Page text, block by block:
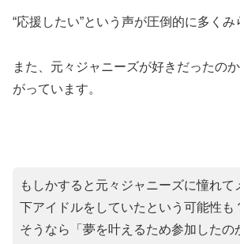
“応援したい”という声が圧倒的に多くみ
また、元々ジャニーズが好きだったの
がっています。
もしかすると元々ジャニーズに憧れて
下アイドルをしていたという可能性も
そうなら「夢を叶えるため参加したの